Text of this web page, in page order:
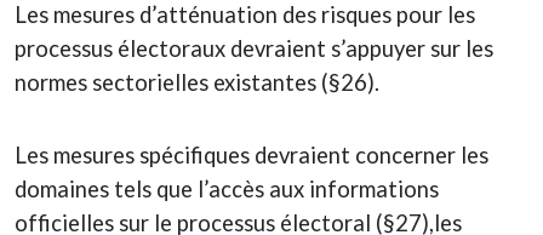
Les mesures d’atténuation des risques pour les
processus électoraux devraient s’appuyer sur les
normes sectorielles existantes (§26).
Les mesures spécifiques devraient concerner les
domaines tels que l’accès aux informations
officielles sur le processus électoral (§27),les